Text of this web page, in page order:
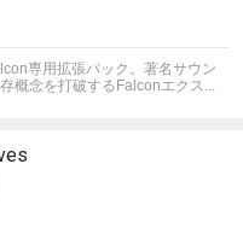
専用拡張パック。著名サウン
概念を打破するFalconエクス...